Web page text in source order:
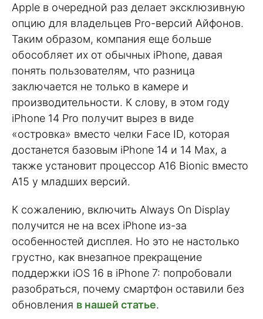
Apple в очередной раз делает эксклюзивную
опцию для владельцев Pro-версий Айфонов.
Таким образом, компания еще больше
обособляет их от обычных iPhone, давая
понять пользователям, что разница
заключается не только в камере и
производительности. К слову, в этом году
iPhone 14 Pro получит вырез в виде
«островка» вместо челки Face ID, которая
достанется базовым iPhone 14 и 14 Max, а
также установит процессор А16 Bionic вместо
А15 у младших версий.
К сожалению, включить Always On Display
получится не на всех iPhone из-за
особенностей дисплея. Но это не настолько
грустно, как внезапное прекращение
поддержки iOS 16 в iPhone 7: попробовали
разобраться, почему смартфон оставили без
обновления в нашей статье.